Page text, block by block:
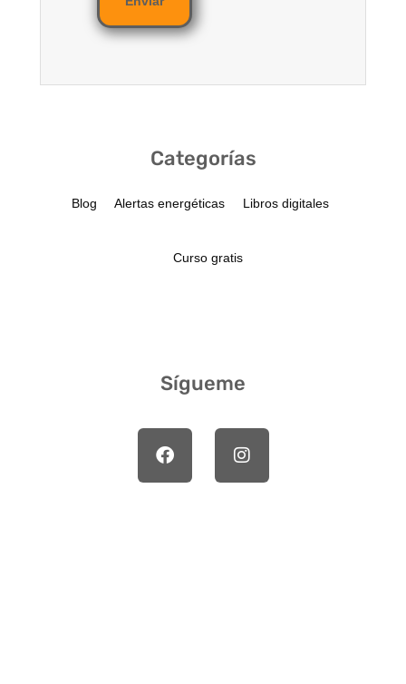
Categorías
Blog Alertas energéticas Libros digitales
Curso gratis
Sígueme